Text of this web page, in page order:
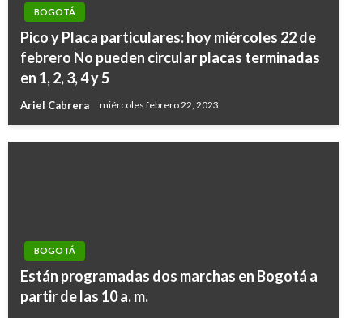
BOGOTÁ
Pico y Placa particulares: hoy miércoles 22 de
febrero No pueden circular placas terminadas
en 1, 2, 3, 4 y 5
Ariel Cabrera miércoles febrero 22, 2023
BOGOTÁ
Están programadas dos marchas en Bogotá a
partir de las 10 a. m.